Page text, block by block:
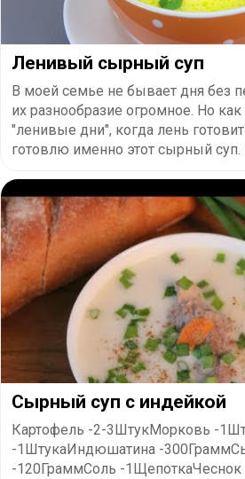
Ленивый сырный суп
В моей семье не бывает дня без
их разнообразие огромное. Но
"ленивые дни", когда лень
готовлю именно этот сырный суп.
Сырный суп с индейкой
Картофель -2-3ШтукМорковь -
-1ШтукаИндюшатина -
-120ГраммСоль -1ЩепоткаЧеснок